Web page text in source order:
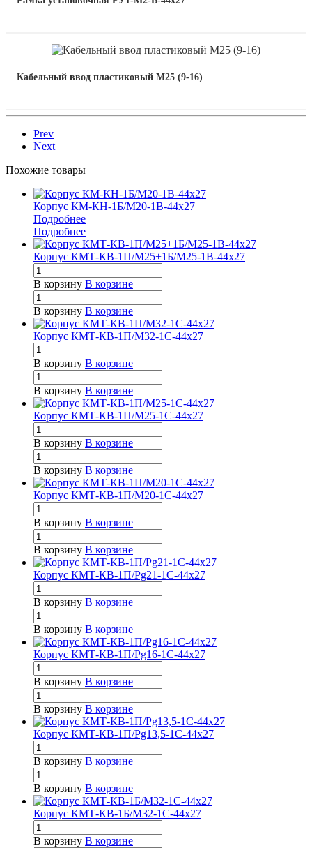
Кабельный ввод пластиковый М25 (9-16)
Prev
Next
Похожие товары
Корпус КМ-КН-1Б/М20-1В-44х27
Подробнее
Подробнее
Корпус КМТ-КВ-1П/М25+1Б/М25-1В-44х27
В корзину В корзине
В корзину В корзине
Корпус КМТ-КВ-1П/М32-1С-44х27
В корзину В корзине
В корзину В корзине
Корпус КМТ-КВ-1П/М25-1С-44х27
В корзину В корзине
В корзину В корзине
Корпус КМТ-КВ-1П/М20-1С-44х27
В корзину В корзине
В корзину В корзине
Корпус КМТ-КВ-1П/Pg21-1С-44х27
В корзину В корзине
В корзину В корзине
Корпус КМТ-КВ-1П/Pg16-1С-44х27
В корзину В корзине
В корзину В корзине
Корпус КМТ-КВ-1П/Pg13,5-1С-44х27
В корзину В корзине
В корзину В корзине
Корпус КМТ-КВ-1Б/М32-1С-44х27
В корзину В корзине